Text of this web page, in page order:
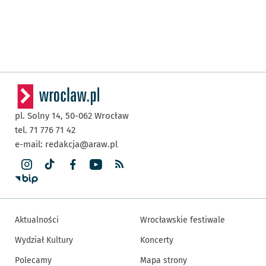
pl. Solny 14, 50-062 Wrocław
tel. 71 776 71 42
e-mail: redakcja@araw.pl
Aktualności
Wydział Kultury
Polecamy
Wrocławskie festiwale
Koncerty
Mapa strony